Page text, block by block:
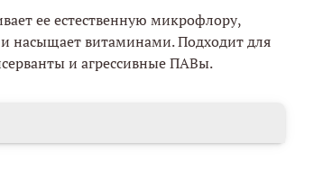
ее естественную микрофлору,
и насыщает витаминами. Подходит для
и агрессивные ПАВы.